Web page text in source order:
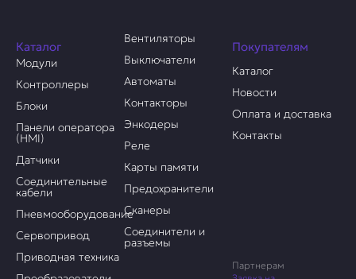
Каталог
Модули
Контроллеры
Блоки
Панели оператора
(HMI)
Датчики
Соединительные
кабели
Пневмооборудование
Сервопривод
Приводная техника
Вентиляторы
Выключатели
Автоматы
Контакторы
Энкодеры
Реле
Карты памяти
Предохранители
Сканеры
Соединители и
разъемы
Покупателям
Каталог
Новости
Оплата и доставка
Контакты
Партнерам